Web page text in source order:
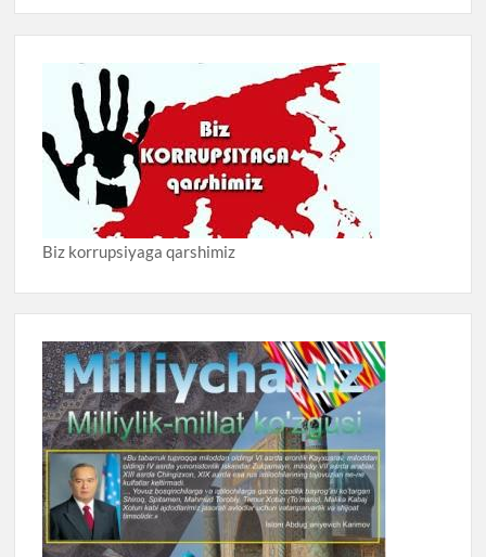
Biz korrupsiyaga qarshimiz